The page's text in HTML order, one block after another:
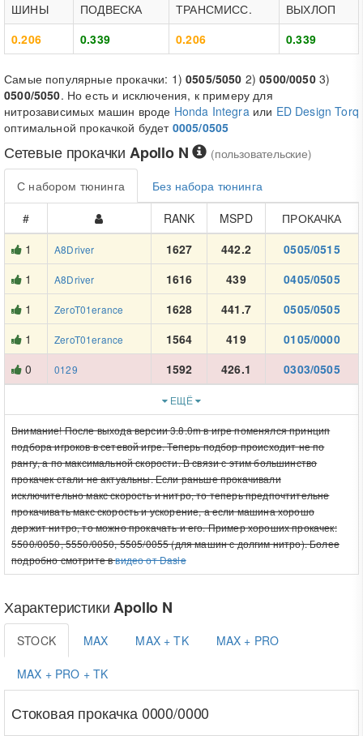
ШИНЫ
ПОДВЕСКА ТРАНСМИСС.
ВЫХЛОП
0.206
0.339 0.206 0.339
Самые популярные прокачки: 1)0505/5050 2)0500/00503)
0500/5050. Но есть и исключения, к примеру для
нитрозависимых машин вроде Honda Integraили ED Design Torq
оптимальной прокачкой будет 0005/0505
Сетевые прокачки Apollo N (пользовательские)
С набором тюнинга
Без набора тюнинга
#
RANK MSPD
ПРОКАЧКА
1
A8Driver 1627 442.2
0505/0515
1
A8Driver 1616 439
0405/0505
1
ZeroT01erance 1628 441.7
0505/0505
1
ZeroT01erance 1564 419
0105/0000
0
0129 1592 426.1 0303/0505
ЕЩЁ
Внимание! После выхода версии 3.8.0m в игре поменялся принцип
подбора игроков в сетевой игре. Теперь подбор происходит не по
рангу, а по максимальной скорости. В связи с этим большинство
прокачек стали не актуальны. Если раньше прокачивали
исключительно макс скорость и нитро, то теперь предпочтительне
прокачивать макс скорость и ускорение, а если машина хорошо
держит нитро, то можно прокачать и его. Пример хороших прокачек:
5500/0050, 5550/0050, 5505/0055 (для машин с долгим нитро). Более
подробно смотрите ввидео от Dasle
Характеристики Apollo N
STOCK MAX MAX + TK MAX + PRO
MAX + PRO + TK
Стоковая прокачка 0000/0000